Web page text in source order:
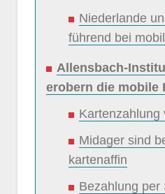
Niederlande
führend bei
Allensbach-
erobern die mobile
Kartenzahlung
Midager sind
kartenaffin
Bezahlung per